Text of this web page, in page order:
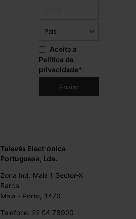
Aceito a
Política de
privacidade*
Televés Electrónica
Portuguesa, Lda.
Zona Ind. Maia 1 Sector-X
Barca
Maia - Porto, 4470
Telefone: 22 94 78900